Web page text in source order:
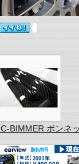
BIMMER ボンネ